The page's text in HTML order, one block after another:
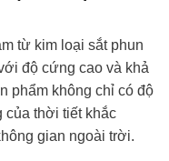
từ kim loại sắt phun
độ cứng cao và khả
phẩm không chỉ có độ
của thời tiết khắc
gian ngoài trời.